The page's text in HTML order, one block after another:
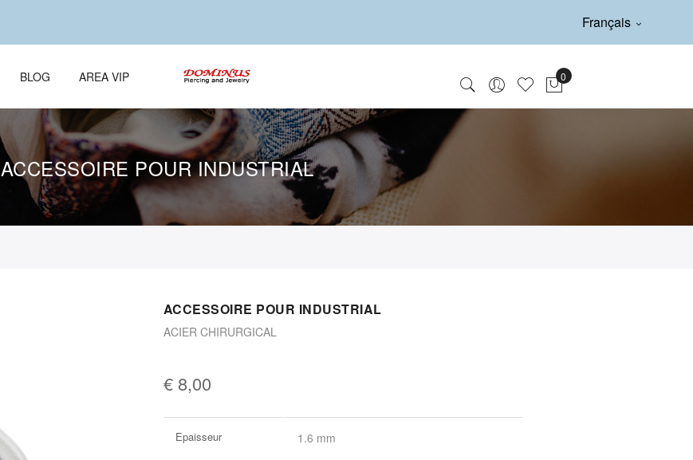
Français
BLOG AREA VIP
ACCESSOIRE POUR INDUSTRIAL
ACCESSOIRE POUR INDUSTRIAL
ACIER CHIRURGICAL
€ 8,00
d’information
Epaisseur 1.6 mm